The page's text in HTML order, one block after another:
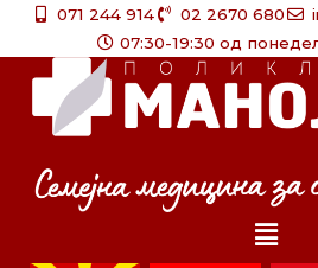
071 244 914 02 2670 680
07:30-19:30 од
Menu